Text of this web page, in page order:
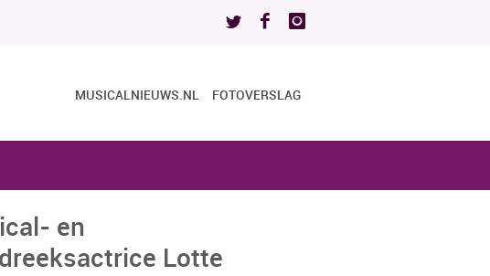
MUSICALNIEUWS.NL FOTOVERSLAG
en
Lotte